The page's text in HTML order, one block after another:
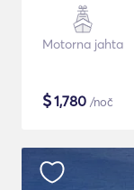
Motorna jahta
$1,780 /noč